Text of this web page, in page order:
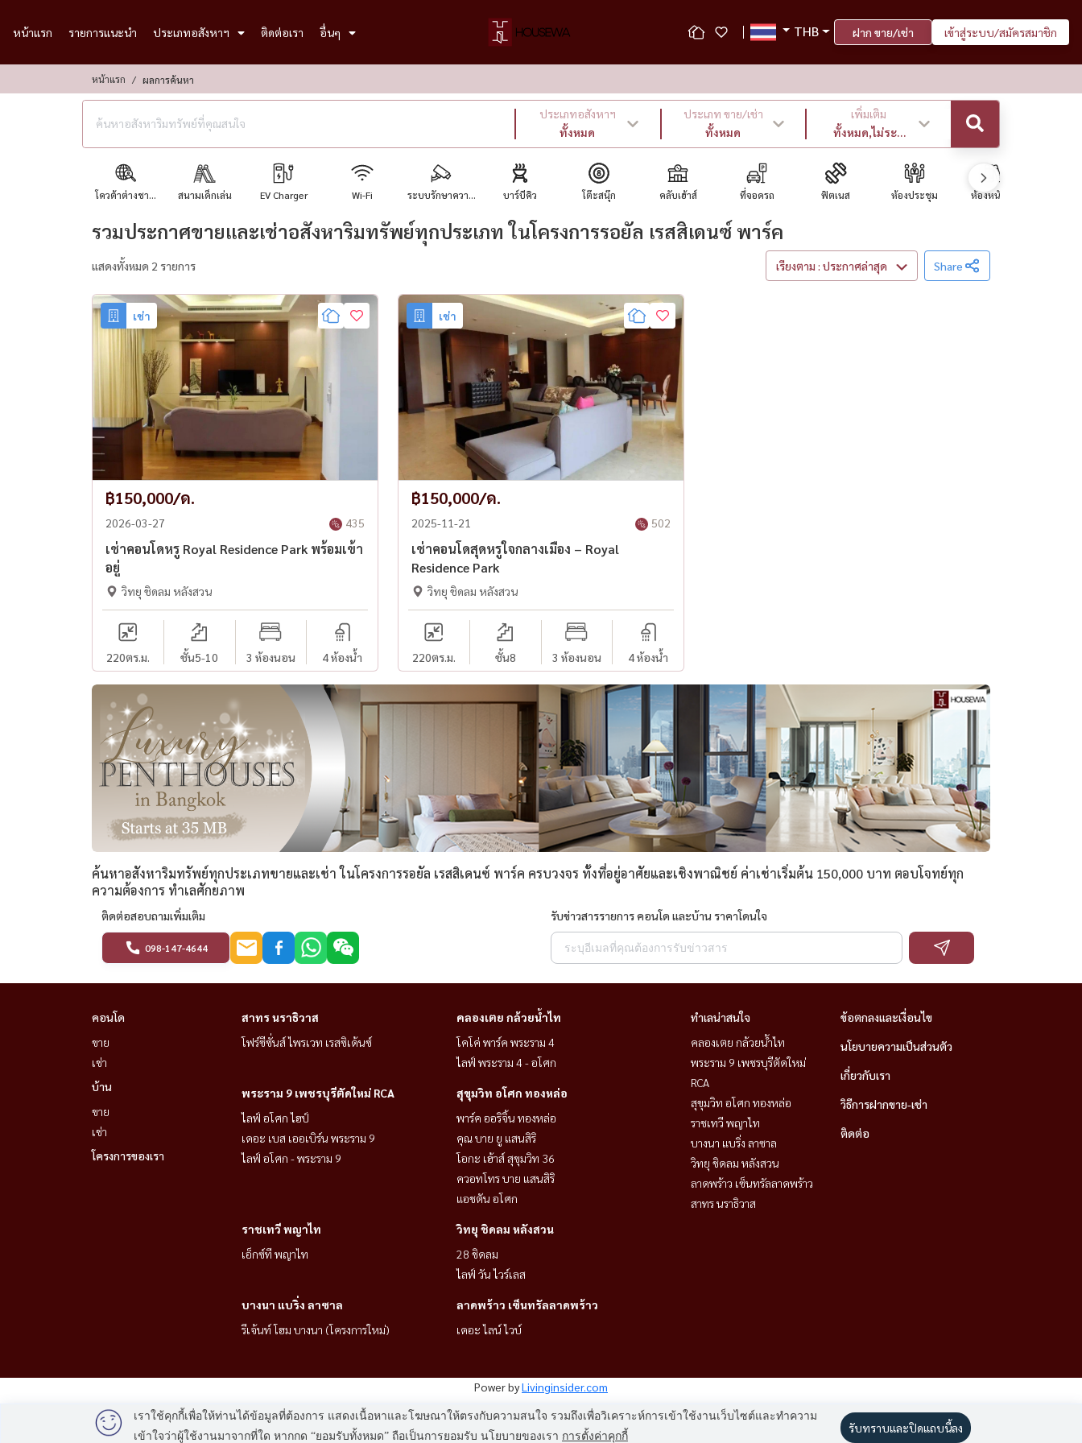
หน้าแรก รายการแนะนำ ประเภทอสังหาฯ ติดต่อเรา อื่นๆ THB ฝาก ขาย/เช่า เข้าสู่ระบบ/สมัครสมาชิก
หน้าแรก ผลการค้นหา
ประเภทอสังหาฯ
ทั้งหมด
ประเภท ขาย/เช่า
ทั้งหมด
เพิ่มเติม
ทั้งหมด,ไม่ระบุ
,ล่าสุด
โควต้าต่างชา... สนามเด็กเล่น EV Charger Wi-Fi ระบบรักษาควา... บาร์บีคิว โต๊ะสนุ๊ก คลับเฮ้าส์ ที่จอดรถ ฟิตเนส ห้องประชุม ห้องหนังสือ
รวมประกาศขายและเช่าอสังหาริมทรัพย์ทุกประเภท ในโครงการรอยัล เรสสิเดนซ์ พาร์ค
แสดงทั้งหมด 2 รายการ เรียงตาม : ประกาศล่าสุด Share
เช่า
฿150,000/ด.
2026-03-27 435
เช่าคอนโดหรู Royal Residence Park พร้อมเข้า
อยู่
วิทยุ ชิดลม หลังสวน
220ตร.ม. ชั้น5-10 3 ห้องนอน 4 ห้องน้ำ
เช่า
฿150,000/ด.
2025-11-21 502
เช่าคอนโดสุดหรูใจกลางเมือง – Royal
Residence Park
วิทยุ ชิดลม หลังสวน
220ตร.ม. ชั้น8 3 ห้องนอน 4 ห้องน้ำ
ค้นหาอสังหาริมทรัพย์ทุกประเภทขายและเช่า ในโครงการรอยัล เรสสิเดนซ์ พาร์ค ครบวงจร ทั้งที่อยู่อาศัยและเชิงพาณิชย์ ค่าเช่าเริ่มต้น 150,000 บาท ตอบโจทย์ทุก
ความต้องการ ทำเลศักยภาพ
ติดต่อสอบถามเพิ่มเติม
098-147-4644
รับข่าวสารรายการ คอนโด และบ้าน ราคาโดนใจ
คอนโด
ขาย
เช่า
บ้าน
ขาย
เช่า
โครงการของเรา
สาทร นราธิวาส
โฟร์ซีซั่นส์ ไพรเวท เรสซิเด้นซ์
คลองเตย กล้วยน้ำไท
โคโค่ พาร์ค พระราม 4
ไลฟ์ พระราม 4 - อโศก
พระราม 9 เพชรบุรีตัดใหม่ RCA
ไลฟ์ อโศก ไฮป์
เดอะ เบส เออเบิร์น พระราม 9
ไลฟ์ อโศก - พระราม 9
สุขุมวิท อโศก ทองหล่อ
พาร์ค ออริจิ้น ทองหล่อ
คุณ บาย ยู แสนสิริ
โอกะ เฮ้าส์ สุขุมวิท 36
ควอทโทร บาย แสนสิริ
แอชตัน อโศก
ราชเทวี พญาไท
เอ็กซ์ที พญาไท
วิทยุ ชิดลม หลังสวน
28 ชิดลม
ไลฟ์ วัน ไวร์เลส
บางนา แบริ่ง ลาซาล
รีเจ้นท์ โฮม บางนา (โครงการใหม่)
ลาดพร้าว เซ็นทรัลลาดพร้าว
เดอะ ไลน์ ไวบ์
ทำเลน่าสนใจ
คลองเตย กล้วยน้ำไท
พระราม 9 เพชรบุรีตัดใหม่
RCA
สุขุมวิท อโศก ทองหล่อ
ราชเทวี พญาไท
บางนา แบริ่ง ลาซาล
วิทยุ ชิดลม หลังสวน
ลาดพร้าว เซ็นทรัลลาดพร้าว
สาทร นราธิวาส
ข้อตกลงและเงื่อนไข
นโยบายความเป็นส่วนตัว
เกี่ยวกับเรา
วิธีการฝากขาย-เช่า
ติดต่อ
Power byLivinginsider.com
HOUSEWA
เราใช้คุกกี้เพื่อให้ท่านได้ข้อมูลที่ต้องการ แสดงเนื้อหาและโฆษณาให้ตรงกับความสนใจ รวมถึงเพื่อวิเคราะห์การเข้าใช้งานเว็บไซต์และทำความ
เข้าใจว่าผู้ใช้งานมาจากที่ใด หากกด “ยอมรับทั้งหมด” ถือเป็นการยอมรับ นโยบายของเรา การตั้งค่าคุกกี้
รับทราบและปิดแถบนี้ลง